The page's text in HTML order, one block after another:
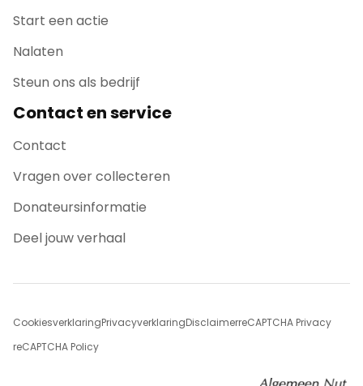
Start een actie
Nalaten
Steun ons als bedrijf
Contact en service
Contact
Vragen over collecteren
Donateursinformatie
Deel jouw verhaal
CookiesverklaringPrivacyverklaringDisclaimerreCAPTCHA Privacy
reCAPTCHA Policy